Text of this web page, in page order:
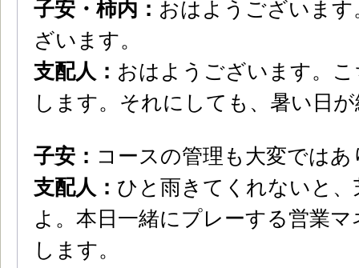
子安・柿内： おはようございま
ざいます。
支配人： おはようございます。
します。それにしても、暑い日
子安： コースの管理も大変では
支配人： ひと雨きてくれないと
よ。本日一緒にプレーする営業
します。